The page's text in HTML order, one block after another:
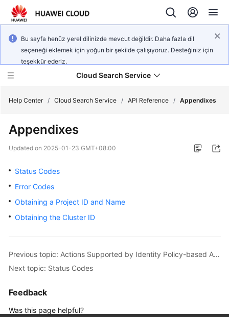
Bu sayfa henüz yerel dilinizde mevcut değildir. Daha fazla dil
seçeneği eklemek için yoğun bir şekilde çalışıyoruz. Desteğiniz için
teşekkür ederiz.
Cloud Search Service
New
Bulletin
Billing
Getting
Started
Help Center / Cloud Search Service / API Reference / Appendixes
Appendixes
Updated on 2025-01-23 GMT+08:00
Status Codes
Error Codes
Obtaining a Project ID and Name
Obtaining the Cluster ID
Previous topic: Actions Supported by Identity Policy-based Authorization
Next topic: Status Codes
Feedback
Was this page helpful?